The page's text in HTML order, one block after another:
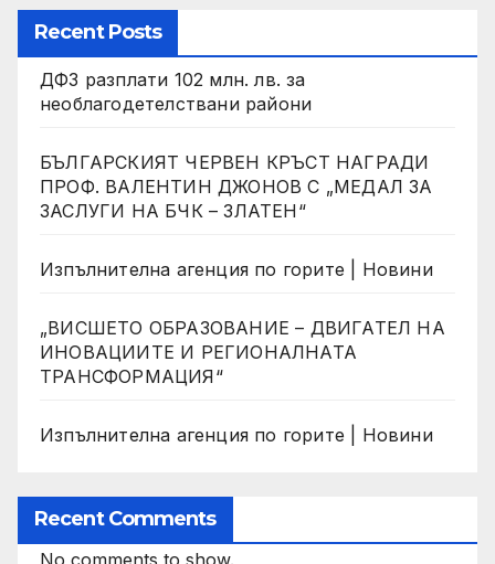
Recent Posts
ДФЗ разплати 102 млн. лв. за
необлагодетелствани райони
БЪЛГАРСКИЯТ ЧЕРВЕН КРЪСТ НАГРАДИ
ПРОФ. ВАЛЕНТИН ДЖОНОВ С „МЕДАЛ ЗА
ЗАСЛУГИ НА БЧК – ЗЛАТЕН“
Изпълнителна агенция по горите | Новини
„ВИСШЕТО ОБРАЗОВАНИЕ – ДВИГАТЕЛ НА
ИНОВАЦИИТЕ И РЕГИОНАЛНАТА
ТРАНСФОРМАЦИЯ“
Изпълнителна агенция по горите | Новини
Recent Comments
No comments to show.